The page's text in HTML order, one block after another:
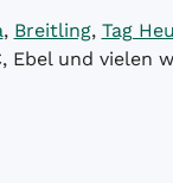
, Breitling, Tag
Ebel und vielen